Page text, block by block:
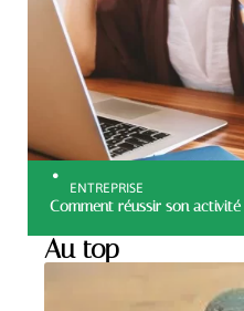
ENTREPRISE
Comment réussir son activité
Au top